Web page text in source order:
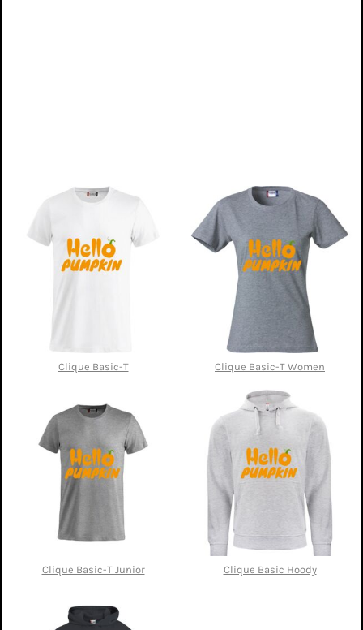
Clique Basic-T Clique Basic-T Women
Clique Basic-T Junior Clique Basic Hoody